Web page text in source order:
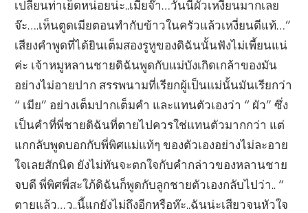
เปลี่ยนท่าเย็ดหน่อยน่ะ..เมียจ๊า…วันนี้ผัวเหงี่ยนมากเลย
จ๊ะ….เห็นตูดเมียตอนทำกับข้าวในครัวแล้วเหงี่ยนดีแท้…”
เสียงคำพูดที่ได้ยินเต็มสองรูหูของดิฉันนั้นฟังไม่เพี้ยนแน่
ค่ะ เจ้าหมูหลานชายดิฉันพูดกับแม่บังเกิดเกล้าของมัน
อย่างไม่อายปาก สรรพนามที่เรียกผู้เป็นแม่นั้นมันเรียกว่า
“ เมีย” อย่างเต็มปากเต็มคำ และแทนตัวเองว่า “ ผัว” ซึ่ง
เป็นคำที่พี่ชายดิฉันที่ตายไปควรใช่แทนตัวมากกว่า แต่
แกกลับพูดบอกกับพี่พิศแม่แท้ๆ ของตัวเองอย่างไม่ละอาย
ใจเลยสักนิด ยังไม่ทันจะตกใจกับคำกล่าวของหลานชาย
จบดี พี่พิศพี่สะใภ้ดิฉันก็พูดกับลูกชายตัวเองกลับไปว่า.. “
ตายแล้ว…ว..นี้แกยังไม่ถึงอีกหรือห๊ะ..ฉันน่ะเสียวจนหัวใจ